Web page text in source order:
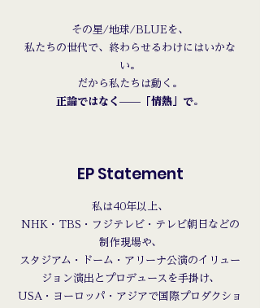
その星/地球/BLUEを、
私たちの世代で、終わらせるわけにはいかな
い。
だから私たちは動く。
正論ではなく——「情熱」で。
EP Statement
私は40年以上、
NHK・TBS・フジテレビ・テレビ朝日などの
制作現場や、
スタジアム・ドーム・アリーナ公演のイリュー
ジョン演出とプロデュースを手掛け、
USA・ヨーロッパ・アジアで国際プロダクショ